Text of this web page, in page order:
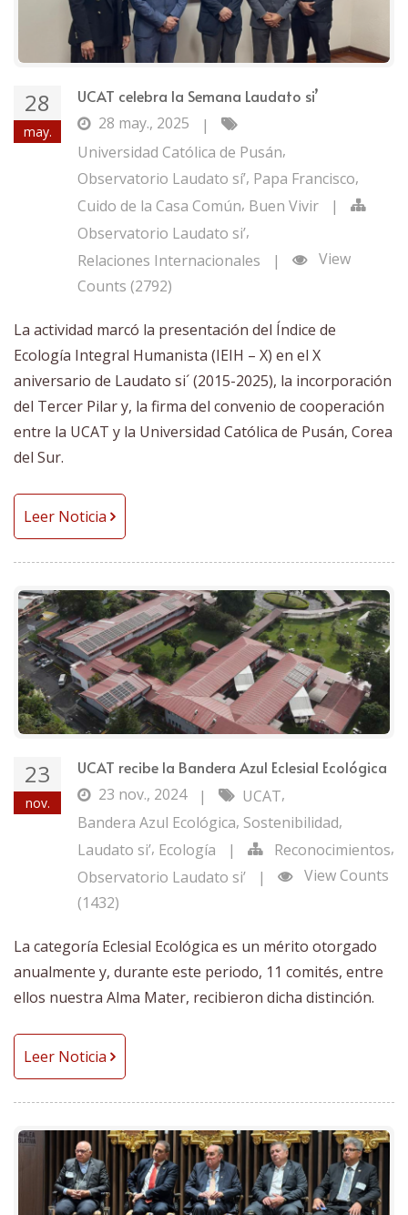
28
may.
UCAT celebra la Semana Laudato si’
28 may., 2025
|
Universidad Católica de Pusán,
Observatorio Laudato sí’, Papa Francisco,
Cuido de la Casa Común, Buen Vivir
|
Observatorio Laudato si’,
Relaciones Internacionales
|
View
Counts (2792)
La actividad marcó la presentación del Índice de
Ecología Integral Humanista (IEIH – X) en el X
aniversario de Laudato si´ (2015-2025), la incorporación
del Tercer Pilar y, la firma del convenio de cooperación
entre la UCAT y la Universidad Católica de Pusán, Corea
del Sur.
Leer Noticia
23
nov.
UCAT recibe la Bandera Azul Eclesial Ecológica
23 nov., 2024
| UCAT,
Bandera Azul Ecológica, Sostenibilidad,
Laudato si’, Ecología | Reconocimientos,
Observatorio Laudato si’
|
View Counts
(1432)
La categoría Eclesial Ecológica es un mérito otorgado
anualmente y, durante este periodo, 11 comités, entre
ellos nuestra Alma Mater, recibieron dicha distinción.
Leer Noticia